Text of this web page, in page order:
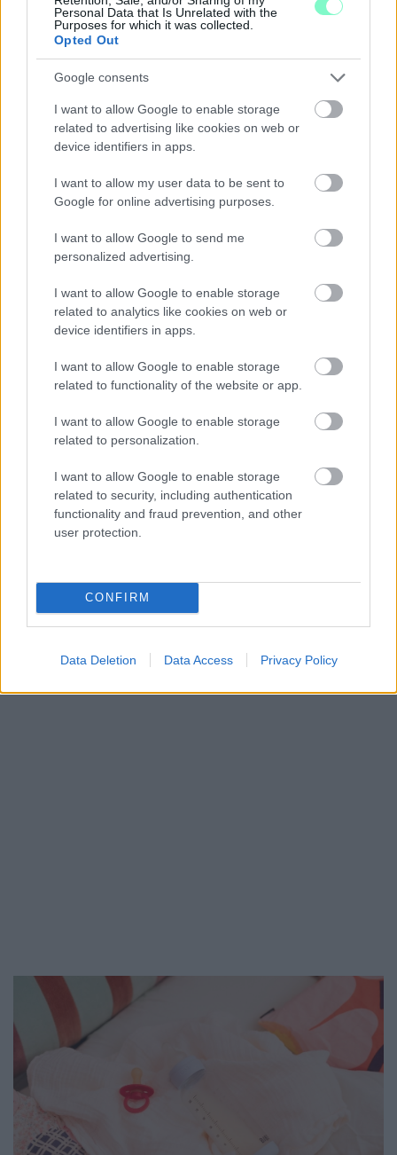
Personal Data that Is Unrelated with the
Purposes for which it was collected.
Opted Out
Google consents
I want to allow Google to enable storage
related to advertising like cookies on web or
device identifiers in apps.
I want to allow my user data to be sent to
Google for online advertising purposes.
I want to allow Google to send me
personalized advertising.
I want to allow Google to enable storage
related to analytics like cookies on web or
device identifiers in apps.
I want to allow Google to enable storage
related to functionality of the website or app.
I want to allow Google to enable storage
related to personalization.
I want to allow Google to enable storage
related to security, including authentication
functionality and fraud prevention, and other
user protection.
CONFIRM
Data Deletion Data Access Privacy Policy
SZÓLJ HOZZÁ!